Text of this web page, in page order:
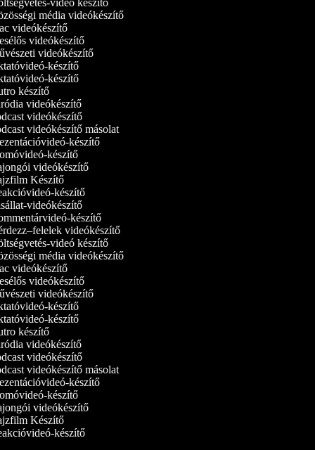
videó készítő
média videókészítő
videókészítő
videókészítő
videókészítő
készítő
készítő
videókészítő
videókészítő
videókészítő másolat
készítő
készítő
videókészítő
Készítő
készítő
videókészítő
készítő
videókészítő
videó készítő
média videókészítő
videókészítő
videókészítő
videókészítő
készítő
készítő
videókészítő
videókészítő
videókészítő másolat
készítő
készítő
videókészítő
Készítő
készítő